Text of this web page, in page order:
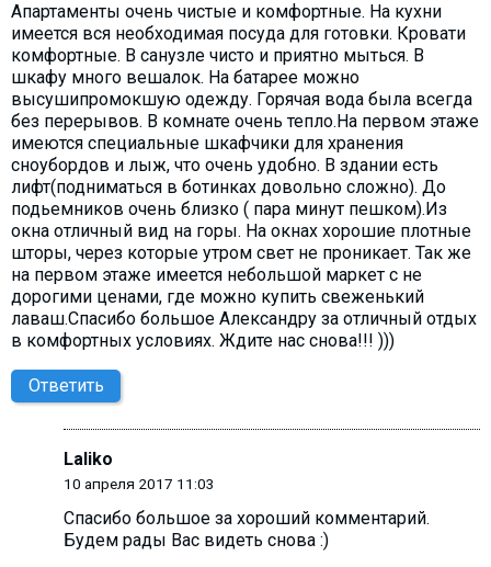
Апартаменты очень чистые и комфортные. На кухни
имеется вся необходимая посуда для готовки. Кровати
комфортные. В санузле чисто и приятно мыться. В
шкафу много вешалок. На батарее можно
высушипромокшую одежду. Горячая вода была всегда
без перерывов. В комнате очень тепло.На первом этаже
имеются специальные шкафчики для хранения
сноубордов и лыж, что очень удобно. В здании есть
лифт(подниматься в ботинках довольно сложно). До
подьемников очень близко ( пара минут пешком).Из
окна отличный вид на горы. На окнах хорошие плотные
шторы, через которые утром свет не проникает. Так же
на первом этаже имеется небольшой маркет с не
дорогими ценами, где можно купить свеженький
лаваш.Спасибо большое Александру за отличный отдых
в комфортных условиях. Ждите нас снова!!! )))
Ответить
Laliko
10 апреля 2017 11:03
Спасибо большое за хороший комментарий.
Будем рады Вас видеть снова :)